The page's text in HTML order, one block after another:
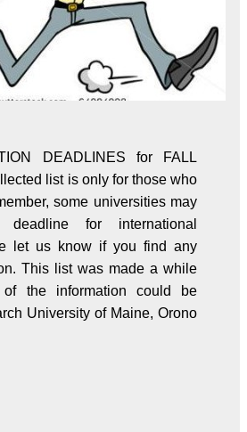
DEADLINES for FALL
list is only for those who
some universities may
deadline for international
let us know if you find any
This list was made a while
the information could be
University of Maine, Orono